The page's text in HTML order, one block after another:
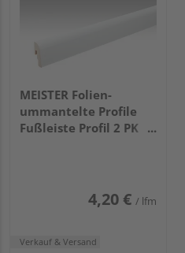
MEISTER Folien-
ummantelte Profile
Fußleiste Profil 2 PK
4,20 € / lfm
Verkauf & Versand